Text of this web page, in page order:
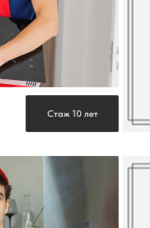
Стаж 10 лет